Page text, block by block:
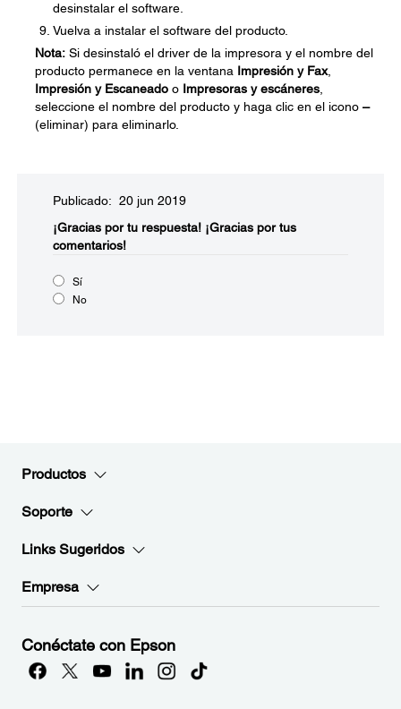
desinstalar el software.
Vuelva a instalar el software del producto.
Nota: Si desinstaló el driver de la impresora y el nombre del
producto permanece en la ventana Impresión y Fax,
Impresión y Escaneado o Impresoras y escáneres
seleccione el nombre del producto y haga clic en el icono –
(eliminar) para eliminarlo.
Publicado: 20 jun 2019
¡Gracias por tu respuesta! ¡Gracias por tus
comentarios!
Sí
No
Productos
Soporte
Links Sugeridos
Empresa
Conéctate con Epson